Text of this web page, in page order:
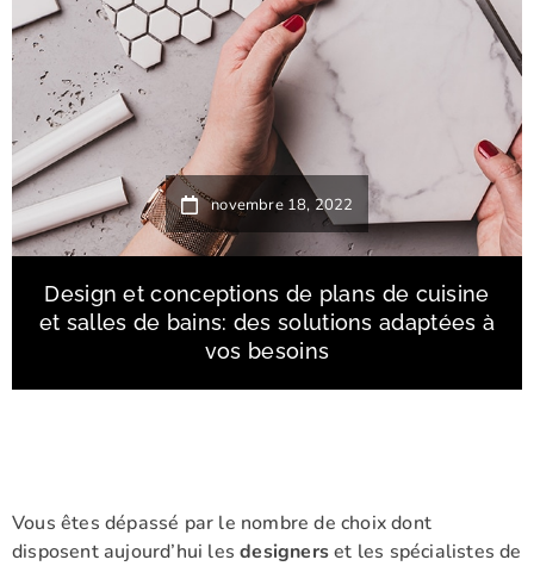
novembre 18, 2022
Design et conceptions de plans de cuisine
et salles de bains: des solutions adaptées à
vos besoins
Vous êtes dépassé par le nombre de choix dont
disposent aujourd’hui lesdesignerset les spécialistes de